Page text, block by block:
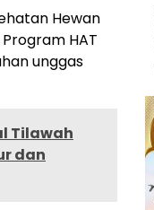
Hewan
HAT
unggas
Tilawah
dan